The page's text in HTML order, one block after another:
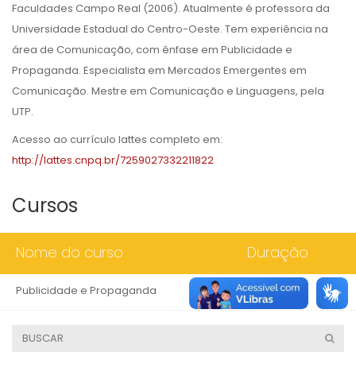
Faculdades Campo Real (2006). Atualmente é professora da
Universidade Estadual do Centro-Oeste. Tem experiência na
área de Comunicação, com ênfase em Publicidade e
Propaganda. Especialista em Mercados Emergentes em
Comunicação. Mestre em Comunicação e Linguagens, pela
UTP.
Acesso ao currículo lattes completo em:
http://lattes.cnpq.br/7259027332211822
Cursos
Nome do curso Duração
Publicidade e Propaganda 4 anos